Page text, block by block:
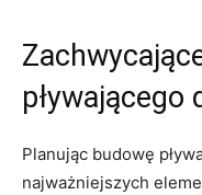
pływającego
Planując budowę
najważniejszych⁢